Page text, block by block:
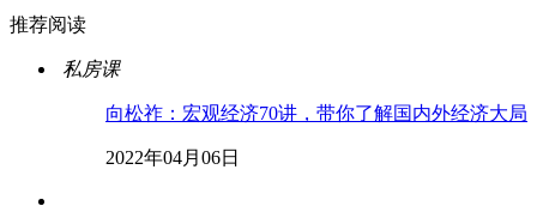
推荐阅读
私房课
向松祚：宏观经济70讲，带你了解国内外经济大局
2022年04月06日